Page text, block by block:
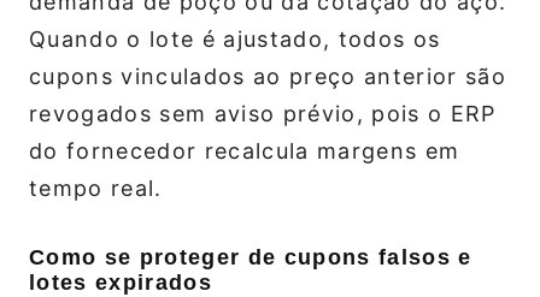
Quando o lote é ajustado, todos os
cupons vinculados ao preço anterior são
revogados sem aviso prévio, pois o ERP
do fornecedor recalcula margens em
tempo real.
Como se proteger de cupons falsos e
lotes expirados